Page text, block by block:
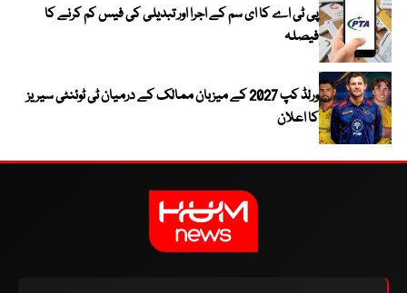
پی ٹی اے کا ای سم کے اجرا اور تبدیلی کی فیس کم کرنے کا
فیصلہ
ورلڈ کپ 2027 کے میزبان ممالک کے درمیان ٹی ٹوئنٹی سیریز
کا اعلان